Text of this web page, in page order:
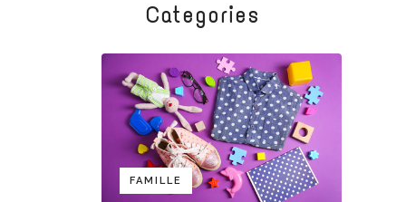
Categories
FAMILLE